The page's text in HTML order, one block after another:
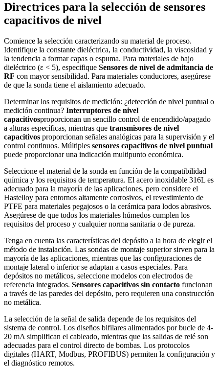
Directrices para la selección de sensores
capacitivos de nivel
Comience la selección caracterizando su material de proceso.
Identifique la constante dieléctrica, la conductividad, la viscosidad y
la tendencia a formar capas o espuma. Para materiales de bajo
dieléctrico (ε < 5), especifique Sensores de nivel de admitancia de
RF con mayor sensibilidad. Para materiales conductores, asegúrese
de que la sonda tiene el aislamiento adecuado.
Determinar los requisitos de medición: ¿detección de nivel puntual o
medición continua? Interruptores de nivel
capacitivosproporcionan un sencillo control de encendido/apagado
a alturas específicas, mientras que transmisores de nivel
capacitivos proporcionan señales analógicas para la supervisión y el
control continuos. Múltiples sensores capacitivos de nivel puntual
puede proporcionar una indicación multipunto económica.
Seleccione el material de la sonda en función de la compatibilidad
química y los requisitos de temperatura. El acero inoxidable 316L es
adecuado para la mayoría de las aplicaciones, pero considere el
Hastelloy para entornos altamente corrosivos, el revestimiento de
PTFE para materiales pegajosos o la cerámica para lodos abrasivos.
Asegúrese de que todos los materiales húmedos cumplen los
requisitos del proceso y cualquier norma sanitaria o de pureza.
Tenga en cuenta las características del depósito a la hora de elegir el
método de instalación. Las sondas de montaje superior sirven para la
mayoría de las aplicaciones, mientras que las configuraciones de
montaje lateral o inferior se adaptan a casos especiales. Para
depósitos no metálicos, seleccione modelos con electrodos de
referencia integrados. Sensores capacitivos sin contacto funcionan
a través de las paredes del depósito, pero requieren una construcción
no metálica.
La selección de la señal de salida depende de los requisitos del
sistema de control. Los diseños bifilares alimentados por bucle de 4-
20 mA simplifican el cableado, mientras que las salidas de relé son
adecuadas para el control directo de bombas. Los protocolos
digitales (HART, Modbus, PROFIBUS) permiten la configuración y
el diagnóstico remotos.